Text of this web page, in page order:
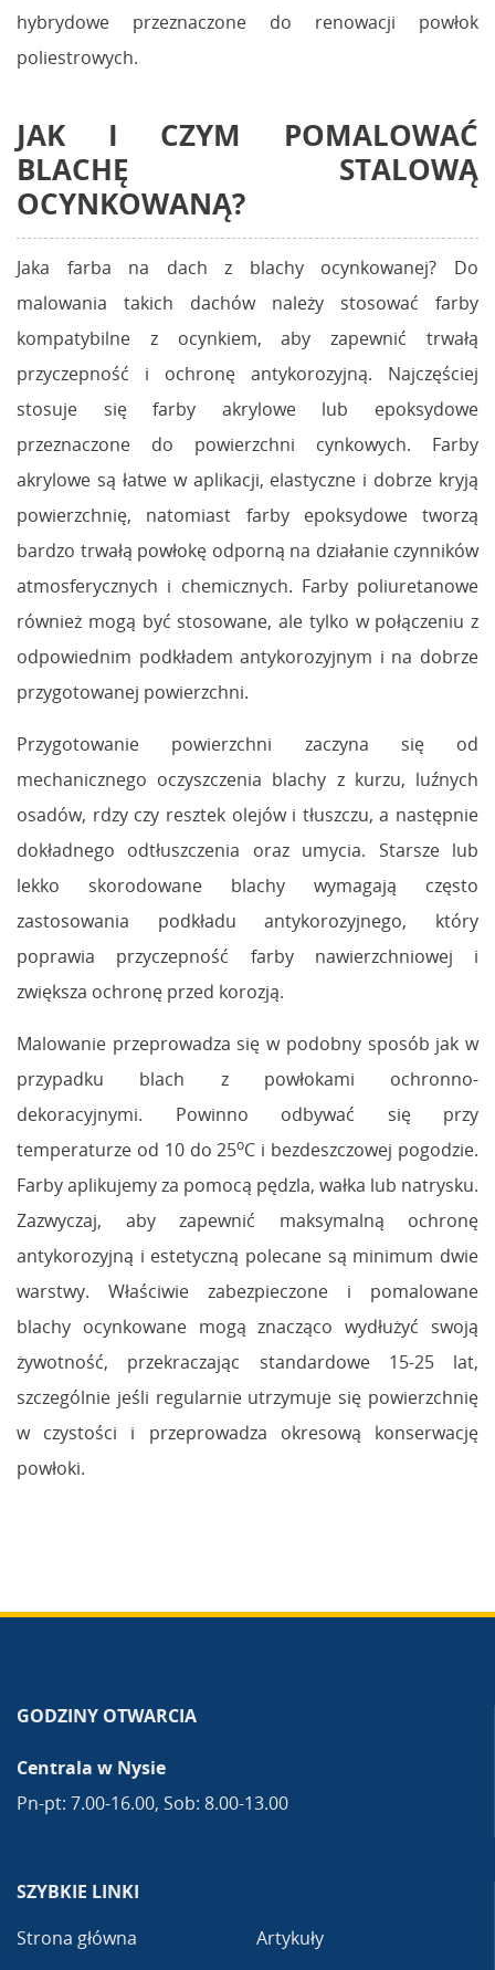
hybrydowe przeznaczone do renowacji powłok
poliestrowych.
JAK I CZYM POMALOWAĆ
BLACHĘ STALOWĄ
OCYNKOWANĄ?
Jaka farba na dach z blachy ocynkowanej? Do
malowania takich dachów należy stosować farby
kompatybilne z ocynkiem, aby zapewnić trwałą
przyczepność i ochronę antykorozyjną. Najczęściej
stosuje się farby akrylowe lub epoksydowe
przeznaczone do powierzchni cynkowych. Farby
akrylowe są łatwe w aplikacji, elastyczne i dobrze kryją
powierzchnię, natomiast farby epoksydowe tworzą
bardzo trwałą powłokę odporną na działanie czynników
atmosferycznych i chemicznych. Farby poliuretanowe
również mogą być stosowane, ale tylko w połączeniu z
odpowiednim podkładem antykorozyjnym i na dobrze
przygotowanej powierzchni.
Przygotowanie powierzchni zaczyna się od
mechanicznego oczyszczenia blachy z kurzu, luźnych
osadów, rdzy czy resztek olejów i tłuszczu, a następnie
dokładnego odtłuszczenia oraz umycia. Starsze lub
lekko skorodowane blachy wymagają często
zastosowania podkładu antykorozyjnego, który
poprawia przyczepność farby nawierzchniowej i
zwiększa ochronę przed korozją.
Malowanie przeprowadza się w podobny sposób jak w
przypadku blach z powłokami ochronno-
dekoracyjnymi. Powinno odbywać się przy
temperaturze od 10 do 25oC i bezdeszczowej pogodzie.
Farby aplikujemy za pomocą pędzla, wałka lub natrysku.
Zazwyczaj, aby zapewnić maksymalną ochronę
antykorozyjną i estetyczną polecane są minimum dwie
warstwy. Właściwie zabezpieczone i pomalowane
blachy ocynkowane mogą znacząco wydłużyć swoją
żywotność, przekraczając standardowe 15-25 lat,
szczególnie jeśli regularnie utrzymuje się powierzchnię
w czystości i przeprowadza okresową konserwację
powłoki.
GODZINY OTWARCIA
Centrala w Nysie
Pn-pt: 7.00-16.00, Sob: 8.00-13.00
SZYBKIE LINKI
Strona główna
Artykuły